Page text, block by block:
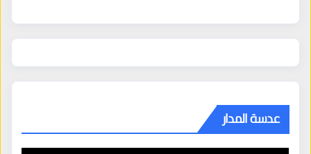
عدسة المدار